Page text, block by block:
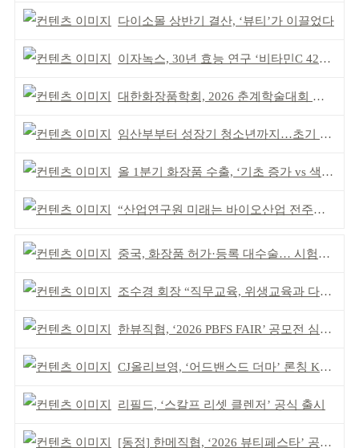
다이소몰 상반기 결산, ‘뷰티’가 이끌었다
이자녹스, 30년 효능 연구 ‘비타민C 42% 멜라오프 밤’
대한화장품학회, 2026 춘계학술대회 일정 확정
임산부부터 성장기 청소년까지…초기 튼살 케어
올 1분기 화장품 수출, ‘기초 증가 vs 색조 감소’
“산업연구원 미래는 바이오산업 전주기 아우르는 것”
중국, 화장품 허가·등록 대수술… 시험자료 공용 허용
조수경 회장 “직무교육, 위생교육과 다르다”
한뷰직협, ‘2026 PBFS FAIR’ 공모전 심사 성료
CJ올리브영, ‘어드밴스드 더마’ 론칭 K더마 육성 박차
리필드, ‘스칼프 리셋 클렌저’ 공식 출시
[동정] 한메직협, ‘2026 뷰티페스타’ 공동 주최